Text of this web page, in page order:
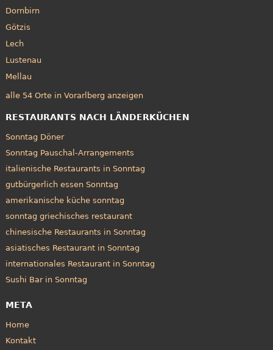
Dornbirn
Götzis
Lech
Lustenau
Mellau
alle 54 Orte in Vorarlberg anzeigen
RESTAURANTS NACH LÄNDERKÜCHEN
Sonntag Döner
Sonntag Pauschal-Arrangements
italienische Restaurants in Sonntag
gutbürgerlich essen Sonntag
amerikanische küche sonntag
sonntag griechisches restaurant
chinesische Restaurants in Sonntag
asiatisches Restaurant in Sonntag
internationales Restaurant in Sonntag
Sushi Bar in Sonntag
META
Home
Kontakt